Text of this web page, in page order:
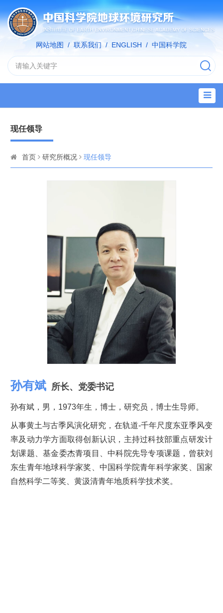
网站地图 / 联系我们 / ENGLISH / 中国科学院
现任领导
首页 研究所概况 现任领导
孙有斌 所长、党委书记
孙有斌，男，1973年生，博士，研究员，博士生导师。
从事黄土与古季风演化研究，在轨道-千年尺度东亚季风变
率及动力学方面取得创新认识，主持过科技部重点研发计
划课题、基金委杰青项目、中科院先导专项课题，曾获刘
东生青年地球科学家奖、中国科学院青年科学家奖、国家
自然科学二等奖、黄汲清青年地质科学技术奖。